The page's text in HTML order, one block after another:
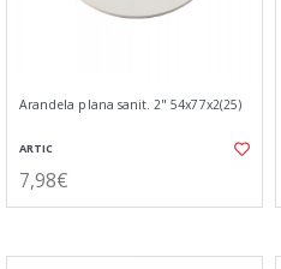
Arandela plana sanit. 2" 54x77x2(25)
ARTIC
7,98€